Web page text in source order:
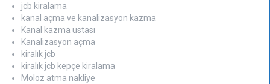
jcb kiralama
kanal açma ve kanalizasyon kazma
Kanal kazma ustası
Kanalizasyon açma
kiralık jcb
kiralık jcb kepçe kiralama
Moloz atma nakliye